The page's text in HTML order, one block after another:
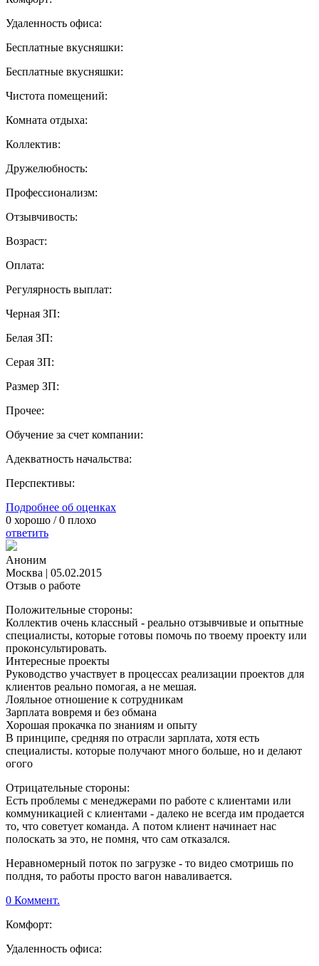
Удаленность офиса:
Бесплатные вкусняшки:
Бесплатные вкусняшки:
Чистота помещений:
Комната отдыха:
Коллектив:
Дружелюбность:
Профессионализм:
Отзывчивость:
Возраст:
Оплата:
Регулярность выплат:
Черная ЗП:
Белая ЗП:
Серая ЗП:
Размер ЗП:
Прочее:
Обучение за счет компании:
Адекватность начальства:
Перспективы:
Подробнее об оценках
0 хорошо /0 плохо
ответить
Аноним
Москва | 05.02.2015
Отзыв о работе
Положительные стороны:
Коллектив очень классный - реально отзывчивые и опытные
специалисты, которые готовы помочь по твоему проекту или
проконсультировать.
Интересные проекты
Руководство участвует в процессах реализации проектов для
клиентов реально помогая, а не мешая.
Лояльное отношение к сотрудникам
Зарплата вовремя и без обмана
Хорошая прокачка по знаниям и опыту
В принципе, средняя по отрасли зарплата, хотя есть
специалисты. которые получают много больше, но и делают
огого
Отрицательные стороны:
Есть проблемы с менеджерами по работе с клиентами или
коммуникацией с клиентами - далеко не всегда им продается
то, что советует команда. А потом клиент начинает нас
полоскать за это, не помня, что сам отказался.
Неравномерный поток по загрузке - то видео смотришь по
полдня, то работы просто вагон наваливается.
0 Коммент.
Комфорт:
Удаленность офиса: